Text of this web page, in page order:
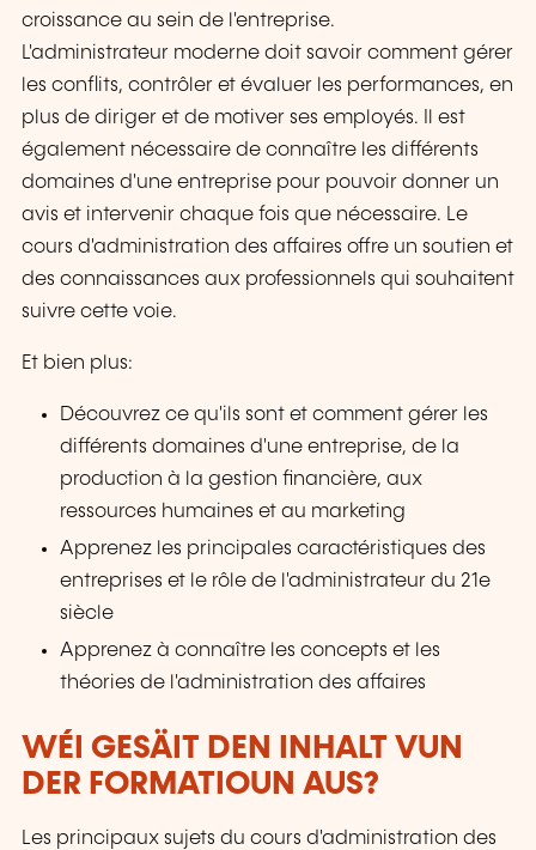
croissance au sein de l'entreprise.
L'administrateur moderne doit savoir comment gérer
les conflits, contrôler et évaluer les performances, en
plus de diriger et de motiver ses employés. Il est
également nécessaire de connaître les différents
domaines d'une entreprise pour pouvoir donner un
avis et intervenir chaque fois que nécessaire. Le
cours d'administration des affaires offre un soutien et
des connaissances aux professionnels qui souhaitent
suivre cette voie.
Et bien plus:
Découvrez ce qu'ils sont et comment gérer les
différents domaines d'une entreprise, de la
production à la gestion financière, aux
ressources humaines et au marketing
Apprenez les principales caractéristiques des
entreprises et le rôle de l'administrateur du 21e
siècle
Apprenez à connaître les concepts et les
théories de l'administration des affaires
WÉI GESÄIT DEN INHALT VUN
DER FORMATIOUN AUS?
Les principaux sujets du cours d'administration des